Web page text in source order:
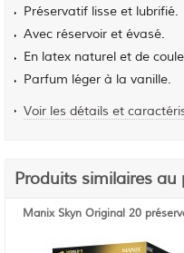
Préservatif lisse et lubrifié.
Avec réservoir et évasé.
En latex naturel et de
Parfum léger à la vanille.
Voir les détails et
Produits similaires
Manix Skyn Original 20